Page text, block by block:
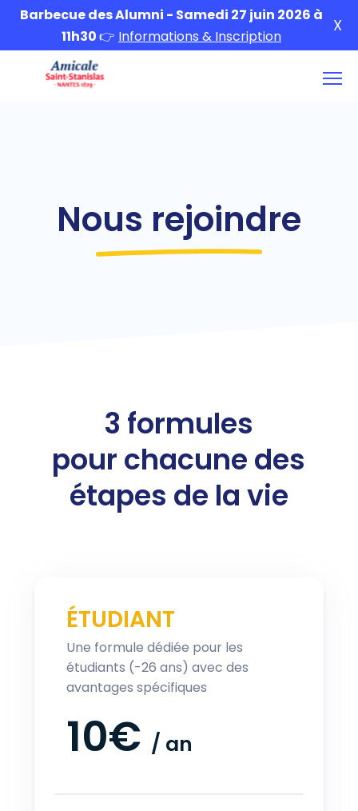
Barbecue des Alumni - Samedi 27 juin 2026 à
11h30👉 Informations & Inscription
X
Nous rejoindre
3 formules
pour chacune des
étapes de la vie
ÉTUDIANT
Une formule dédiée pour les
étudiants (-26 ans) avec des
avantages spécifiques
10€ / an